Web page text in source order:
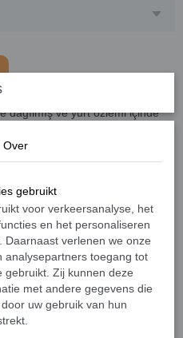
dağılmış ve yurt özlemi içinde
ettikleri Filistin’de bir Yahudi
Politik Siyonizmin kurucusu Dr.
tarafından yorumlanmış
kurulması davasına
uğurda Sultan Abdülhamit’in en
etmeleri içi paraya boğar,
kamuoyunu harekete geçirir
için seferber eder.
ayarlaması ve
yapar. Ancak Herzl’in bütün
Filistin’de bir Yahudi
Over
gebruikt
voor verkeersanalyse, het
en het personaliseren
verlenen we onze
analysepartners toegang tot
gebruikt. Zij kunnen deze
met andere gegevens die
uw gebruik van hun